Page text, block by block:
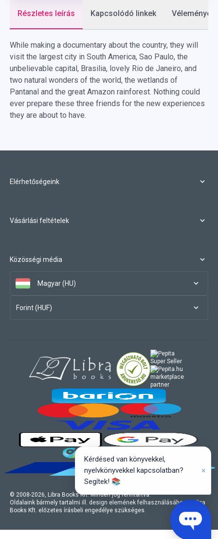
Részletes leírás Kapcsolódó linkek Vélemények
While making a documentary about the country, they will
visit the largest city in South America, Sao Paulo, the
unbelievable capital, Brasilia, lovely Rio de Janeiro, and
two natural wonders of the world, the wetlands of
Pantanal and the great Amazon rainforest. Nothing could
ever prepare these three friends for the new experiences
they are about to have.
Elérhetőségeink
Vásárlási feltételek
Közösségi média
Magyar (HU)
Forint (HUF)
© 2008-2026, Libra Books Kft. Minden jog fenntartva.
Oldalaink bármely tartalmi ill. design elemének felhasználásához a Libra
Books Kft. előzetes írásbeli engedélye szükséges.
marketplace
partner
Kérdésed van könyvekkel,
nyelvkönyvekkel kapcsolatban?
Segítek! 📚
×